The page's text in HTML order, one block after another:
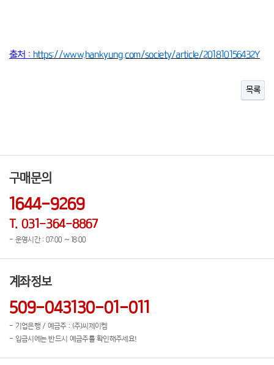
출처 : https://www.hankyung.com/society/article/201810156432Y
목록
구매문의
1644-9269
T. 031-364-8867
- 운영시간 : 07:00 ~ 18:00
계좌정보
509-043130-01-011
- 기업은행 / 예금주 : (주)씨제이켐
- 입금시에는 반드시 예금주를 확인해주세요!